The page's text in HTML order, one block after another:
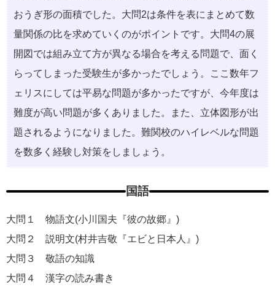
おうぎ形の⾯積でした。⼤問2は条件を表にまとめて数
量関係の⽐を求めていくのがポイントです。⼤問4の展
開図では組み⽴て⽅が異なる場合を考える問題で、⾯く
らってしまった受験⽣が多かったでしょう。ここ数年フ
ェリスにしては平易な問題が多かったですが、今年度は
難度が⾼い問題が多くありました。また、⽴体図形が出
題されるようになりました。難関校のハイレベルな問題
を数多く経験し対策をしましょう。
国語
大問１ 物語⽂(⼩川国夫『彼の故郷』)
大問２ 説明⽂(村井吉敬『エビと⽇本⼈』)
大問３ 敬語の知識
大問４ 漢字の読み書き